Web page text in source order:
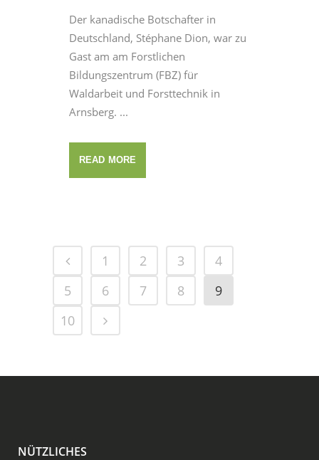
Der kanadische Botschafter in
Deutschland, Stéphane Dion, war zu
Gast am am Forstlichen
Bildungszentrum (FBZ) für
Waldarbeit und Forsttechnik in
Arnsberg. ...
READ MORE
1 2 3
4
5
6 7 8
9
10
NÜTZLICHES